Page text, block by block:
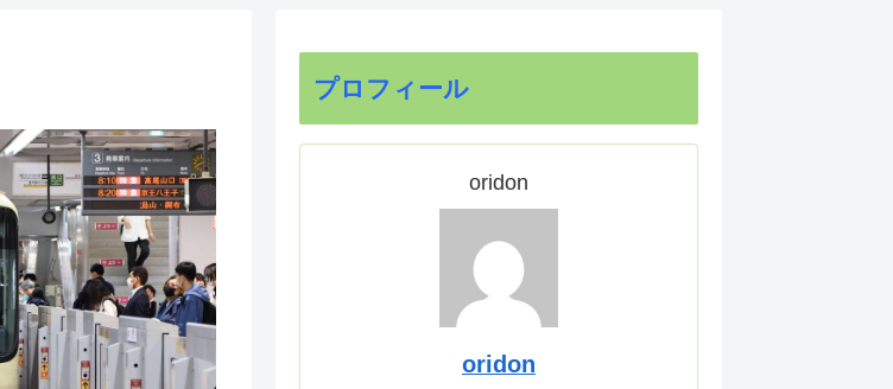
プロフィール
oridon
oridon